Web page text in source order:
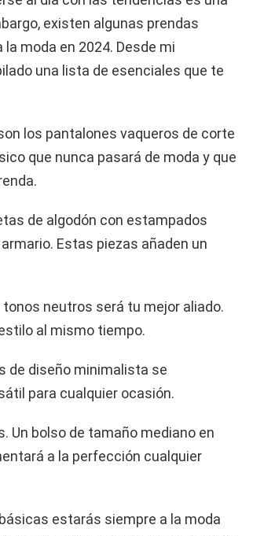
existen algunas prendas
moda en 2024. Desde mi
una lista de esenciales que te
los pantalones vaqueros de corte
que nunca pasará de moda y que
de algodón con estampados
Estas piezas añaden un
neutros será tu mejor aliado.
al mismo tiempo.
de diseño minimalista se
para cualquier ocasión.
Un bolso de tamaño mediano en
a la perfección cualquier
estarás siempre a la moda